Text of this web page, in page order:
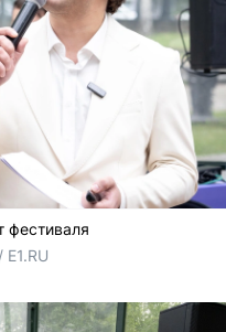
фестиваля